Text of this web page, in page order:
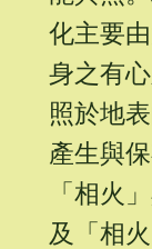
化主要
身之有
照於地
產生與
「相火
及「相